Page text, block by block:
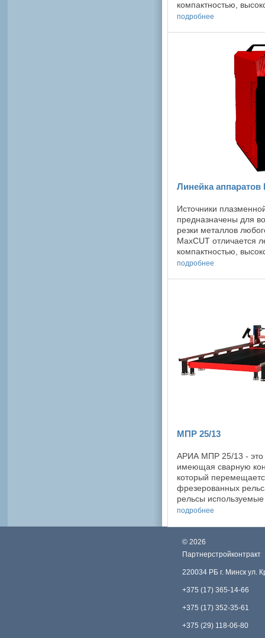
компактностью,
Пневматический
подробнее
Линейка аппаратов
Источники
предназначены для
резки металлов
MaxCUT отличается
компактностью,
Высокочастотный
подробнее
МПР 25/13
АРИА МПР 25/13 -
имеющая сварную
который
фрезерованных
рельсы
устойчивы к
подробнее
© 2026
Партнерстройконтракт
220034 РБ г. Минск ул.
+375 (17) 365-14-66
+375 (17) 352-35-61
+375 (29) 118-06-80